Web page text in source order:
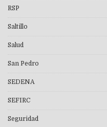
RSP
Saltillo
Salud
San Pedro
SEDENA
SEFIRC
Seguridad